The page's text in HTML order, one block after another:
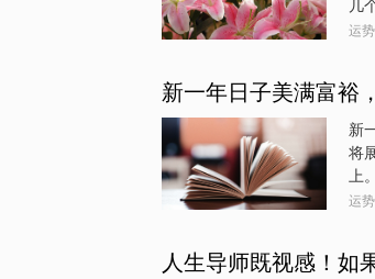
几
是
件
生
肖
发
运
新一年日子美满富裕
新
将
上
时
的
运
人生导师既视感！如